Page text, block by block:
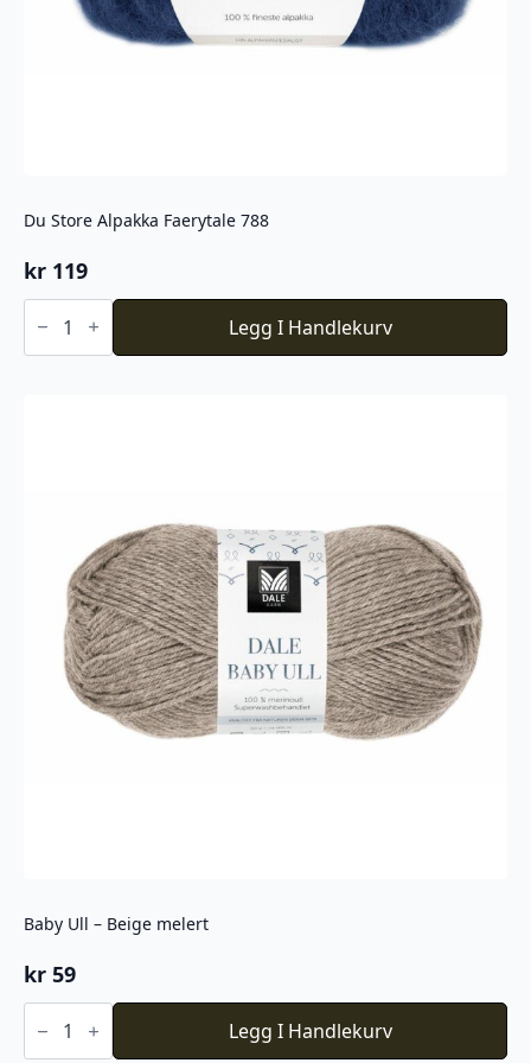
Du Store Alpakka Faerytale 788
kr 119
Du
Store
Faerytale
Legg I Handlekurv
Baby Ull – Beige melert
kr 59
Baby
Ull Legg I Handlekurv